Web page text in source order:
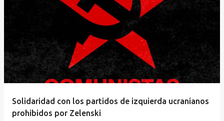
Solidaridad con los partidos de izquierda ucranianos
prohibidos por Zelenski